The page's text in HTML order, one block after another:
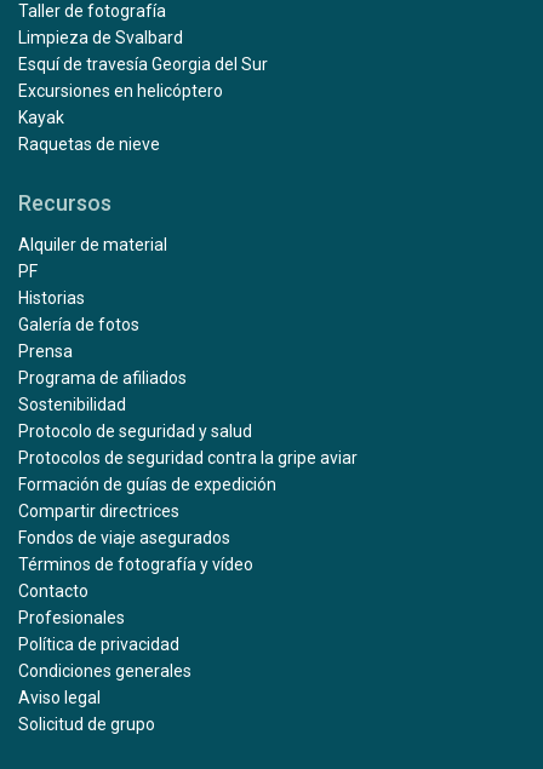
Taller de fotografía
Limpieza de Svalbard
Esquí de travesía Georgia del Sur
Excursiones en helicóptero
Kayak
Raquetas de nieve
Recursos
Alquiler de material
PF
Historias
Galería de fotos
Prensa
Programa de afiliados
Sostenibilidad
Protocolo de seguridad y salud
Protocolos de seguridad contra la gripe aviar
Formación de guías de expedición
Compartir directrices
Fondos de viaje asegurados
Términos de fotografía y vídeo
Contacto
Profesionales
Política de privacidad
Condiciones generales
Aviso legal
Solicitud de grupo